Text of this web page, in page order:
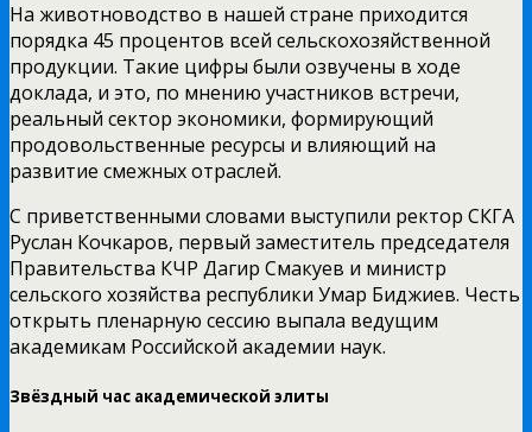
На животноводство в нашей стране приходится
порядка 45 процентов всей сельскохозяйственной
продукции. Такие цифры были озвучены в ходе
доклада, и это, по мнению участников встречи,
реальный сектор экономики, формирующий
продовольственные ресурсы и влияющий на
развитие смежных отраслей.
С приветственными словами выступили ректор СКГА
Руслан Кочкаров, первый заместитель председателя
Правительства КЧР Дагир Смакуев и министр
сельского хозяйства республики Умар Биджиев. Честь
открыть пленарную сессию выпала ведущим
академикам Российской академии наук.
Звёздный час академической элиты